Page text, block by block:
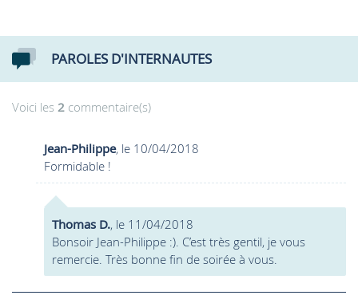
PAROLES D'INTERNAUTES
Voici les 2 commentaire(s)
Jean-Philippe, le 10/04/2018
Formidable !
Thomas D., le 11/04/2018
Bonsoir Jean-Philippe :). C’est très gentil, je vous
remercie. Très bonne fin de soirée à vous.